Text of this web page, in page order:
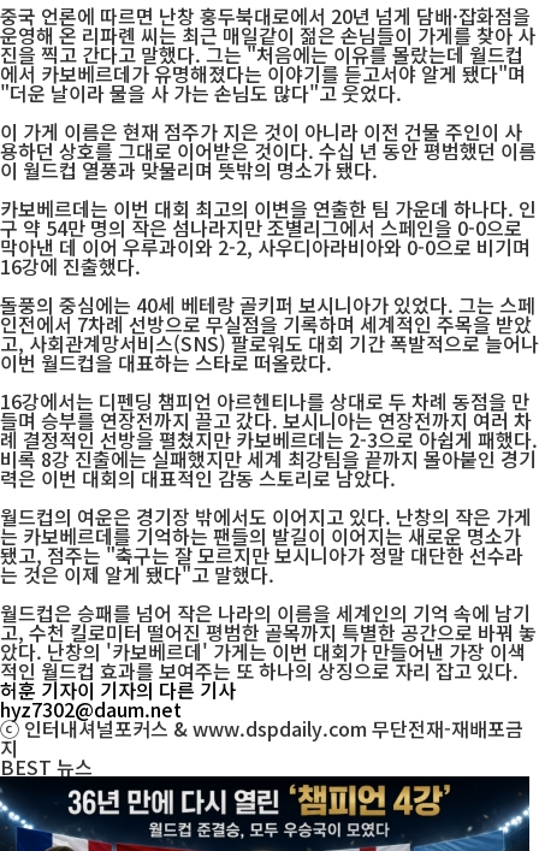
중국 언론에 따르면 난창 훙두북대로에서 20년 넘게 담배·잡화점을
운영해 온 리파롄 씨는 최근 매일같이 젊은 손님들이 가게를 찾아 사
진을 찍고 간다고 말했다. 그는 "처음에는 이유를 몰랐는데 월드컵
에서 카보베르데가 유명해졌다는 이야기를 듣고서야 알게 됐다"며
"더운 날이라 물을 사 가는 손님도 많다"고 웃었다.
이 가게 이름은 현재 점주가 지은 것이 아니라 이전 건물 주인이 사
용하던 상호를 그대로 이어받은 것이다. 수십 년 동안 평범했던 이름
이 월드컵 열풍과 맞물리며 뜻밖의 명소가 됐다.
카보베르데는 이번 대회 최고의 이변을 연출한 팀 가운데 하나다. 인
구 약 54만 명의 작은 섬나라지만 조별리그에서 스페인을 0-0으로
막아낸 데 이어 우루과이와 2-2, 사우디아라비아와 0-0으로 비기며
16강에 진출했다.
돌풍의 중심에는 40세 베테랑 골키퍼 보시니아가 있었다. 그는 스페
인전에서 7차례 선방으로 무실점을 기록하며 세계적인 주목을 받았
고, 사회관계망서비스(SNS) 팔로워도 대회 기간 폭발적으로 늘어나
이번 월드컵을 대표하는 스타로 떠올랐다.
16강에서는 디펜딩 챔피언 아르헨티나를 상대로 두 차례 동점을 만
들며 승부를 연장전까지 끌고 갔다. 보시니아는 연장전까지 여러 차
례 결정적인 선방을 펼쳤지만 카보베르데는 2-3으로 아쉽게 패했다.
비록 8강 진출에는 실패했지만 세계 최강팀을 끝까지 몰아붙인 경기
력은 이번 대회의 대표적인 감동 스토리로 남았다.
월드컵의 여운은 경기장 밖에서도 이어지고 있다. 난창의 작은 가게
는 카보베르데를 기억하는 팬들의 발길이 이어지는 새로운 명소가
됐고, 점주는 "축구는 잘 모르지만 보시니아가 정말 대단한 선수라
는 것은 이제 알게 됐다"고 말했다.
월드컵은 승패를 넘어 작은 나라의 이름을 세계인의 기억 속에 남기
고, 수천 킬로미터 떨어진 평범한 골목까지 특별한 공간으로 바꿔 놓
았다. 난창의 '카보베르데' 가게는 이번 대회가 만들어낸 가장 이색
적인 월드컵 효과를 보여주는 또 하나의 상징으로 자리 잡고 있다.
허훈 기자이 기자의 다른 기사
hyz7302@daum.net
ⓒ 인터내셔널포커스 & www.dspdaily.com 무단전재-재배포금
지
BEST 뉴스